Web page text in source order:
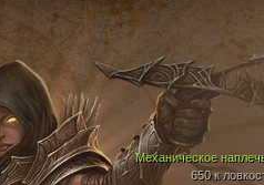
Механическое
650 к